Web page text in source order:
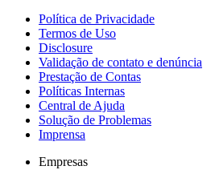
Política de Privacidade
Termos de Uso
Disclosure
Validação de contato e denúncia
Prestação de Contas
Políticas Internas
Central de Ajuda
Solução de Problemas
Imprensa
Empresas